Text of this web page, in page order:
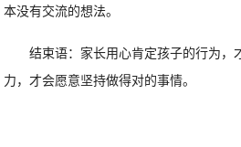
本没有交流的想法。
结束语：家长用心肯定孩子的行为，
力，才会愿意坚持做得对的事情。